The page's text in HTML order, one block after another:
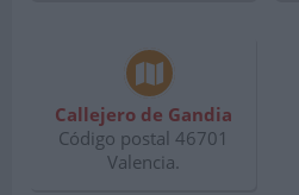
Callejero de Gandia
Código postal 46701
Valencia.